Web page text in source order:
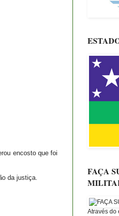
encosto que foi
da justiça.
FAÇA
Através do